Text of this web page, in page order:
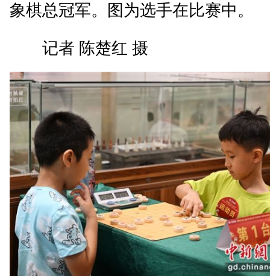
象棋总冠军。图为选手在比赛中。
记者 陈楚红 摄